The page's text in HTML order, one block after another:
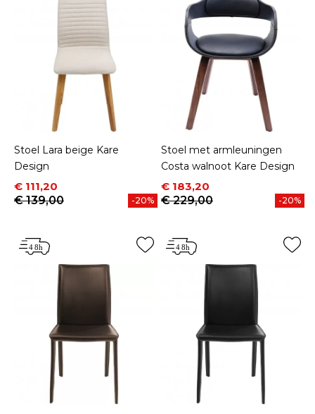
Stoel Lara beige Kare
Design
Prijs
€ 111,20
Normale prijs
€ 139,00
-20%
Stoel met armleuningen
Costa walnoot Kare Design
Prijs
€ 183,20
Normale prijs
€ 229,00
-20%